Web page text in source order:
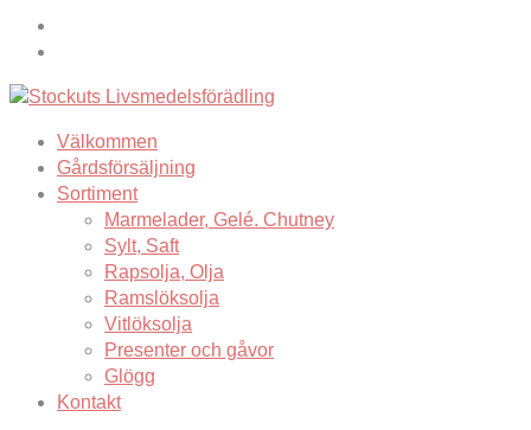
Välkommen
Gårdsförsäljning
Sortiment
Marmelader, Gelé. Chutney
Sylt, Saft
Rapsolja, Olja
Ramslöksolja
Vitlöksolja
Presenter och gåvor
Glögg
Kontakt